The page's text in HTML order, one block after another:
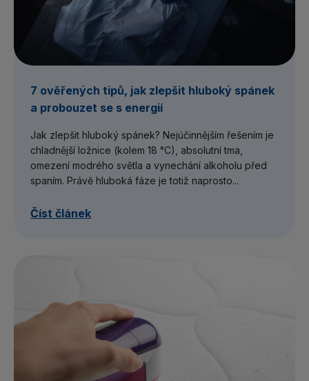
7 ověřených tipů, jak zlepšit hluboký spánek
a probouzet se s energií
Jak zlepšit hluboký spánek? Nejúčinnějším řešením je
chladnější ložnice (kolem 18 °C), absolutní tma,
omezení modrého světla a vynechání alkoholu před
spaním. Právě hluboká fáze je totiž naprosto...
Číst článek